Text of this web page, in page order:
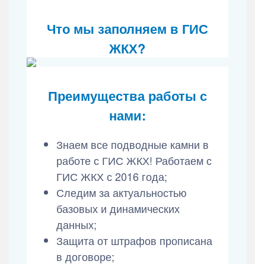
Что мы заполняем в ГИС
ЖКХ?
Преимущества работы с
нами:
Знаем все подводные камни в
работе с ГИС ЖКХ! Работаем с
ГИС ЖКХ с 2016 года;
Следим за актуальностью
базовых и динамических
данных;
Защита от штрафов прописана
в договоре;